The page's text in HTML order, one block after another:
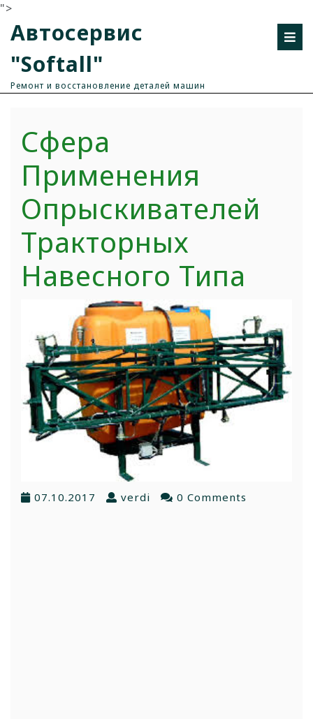
">
Автосервис
"Softall"
Ремонт и восстановление деталей машин
Сфера
Применения
Опрыскивателей
Тракторных
Навесного Типа
07.10.2017 verdi 0 Comments